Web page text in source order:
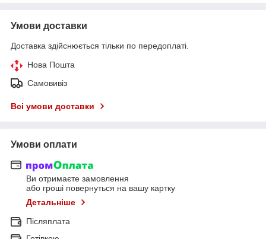
Умови доставки
Доставка здійснюється тільки по передоплаті.
Нова Пошта
Самовивіз
Всі умови доставки
Умови оплати
Ви отримаєте замовлення
або гроші повернуться на вашу картку
Детальніше
Післяплата